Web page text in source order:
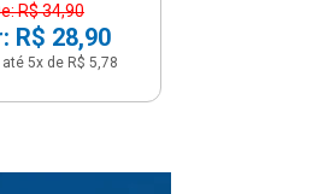
R$ 34,90
R$ 28,90
5x de R$ 5,78